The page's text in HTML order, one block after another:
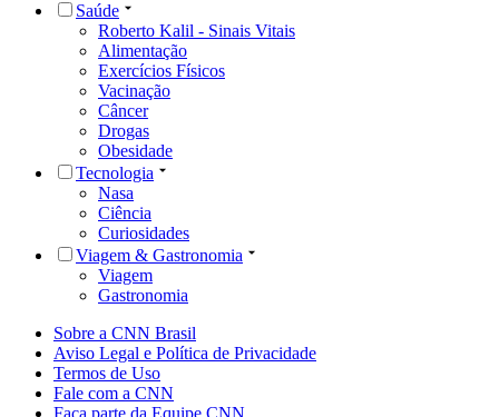
Saúde
Roberto Kalil - Sinais Vitais
Alimentação
Exercícios Físicos
Vacinação
Câncer
Drogas
Obesidade
Tecnologia
Nasa
Ciência
Curiosidades
Viagem & Gastronomia
Viagem
Gastronomia
Sobre a CNN Brasil
Aviso Legal e Política de Privacidade
Termos de Uso
Fale com a CNN